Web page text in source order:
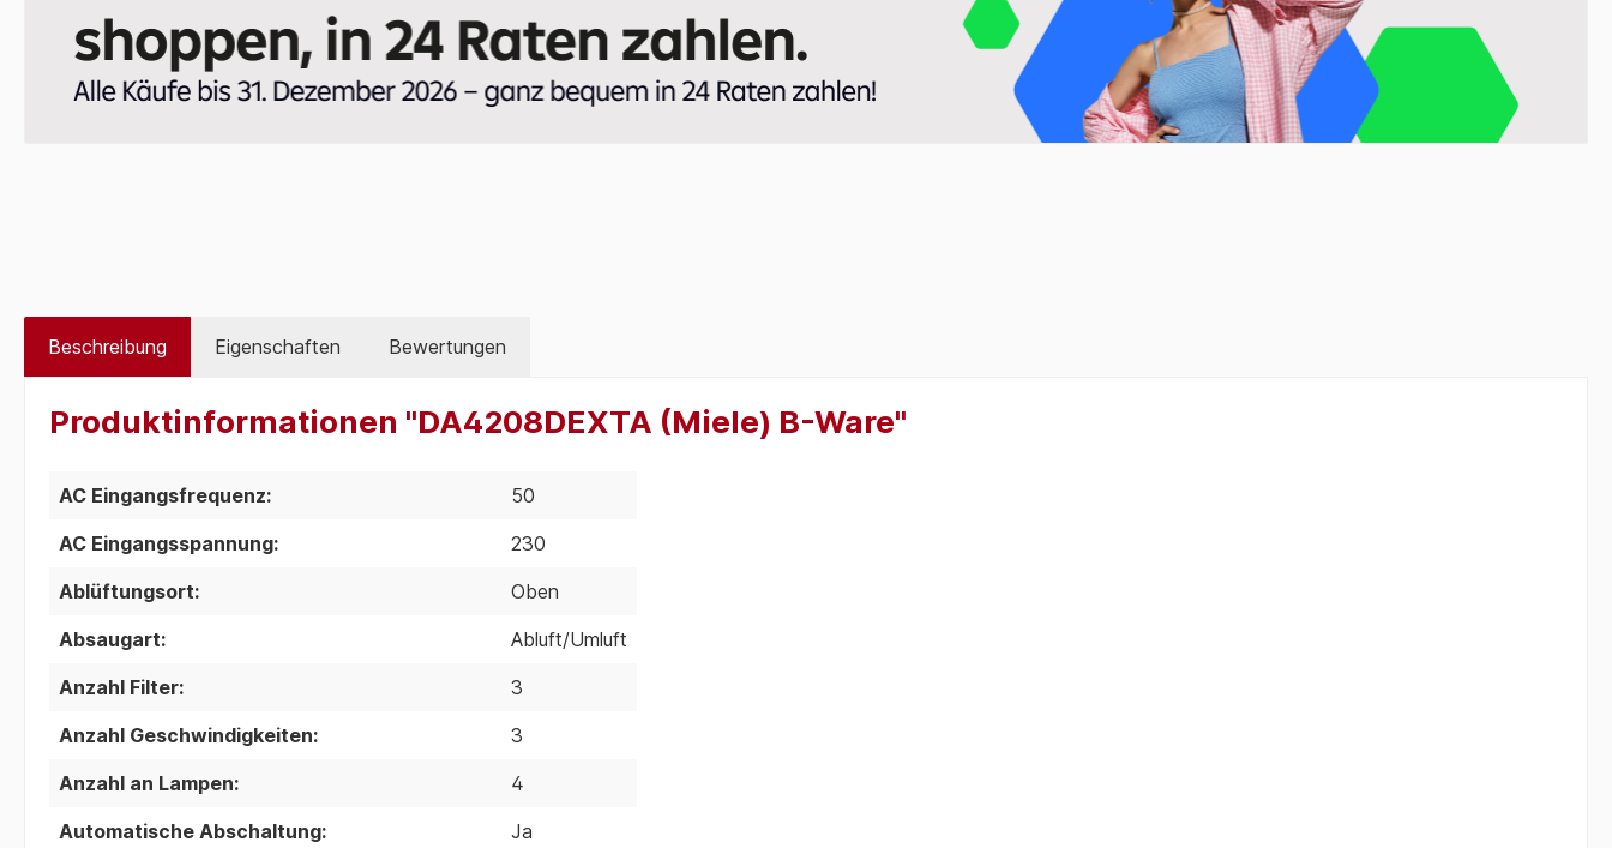
Beschreibung Eigenschaften Bewertungen
Produktinformationen "DA4208DEXTA (Miele) B-Ware"
AC Eingangsfrequenz:
50
AC Eingangsspannung:
230
Ablüftungsort:
Oben
Absaugart:
Abluft/Umluft
Anzahl Filter:
3
Anzahl Geschwindigkeiten:
3
Anzahl an Lampen:
4
Automatische Abschaltung:
Ja